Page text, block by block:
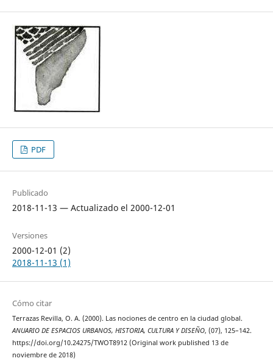
PDF
Publicado
2018-11-13 — Actualizado el 2000-12-01
Versiones
2000-12-01 (2)
2018-11-13 (1)
Cómo citar
Terrazas Revilla, O. A. (2000). Las nociones de centro en la ciudad global.
ANUARIO DE ESPACIOS URBANOS, HISTORIA, CULTURA Y DISEÑO, (07), 125–142.
https://doi.org/10.24275/TWOT8912 (Original work published 13 de
noviembre de 2018)